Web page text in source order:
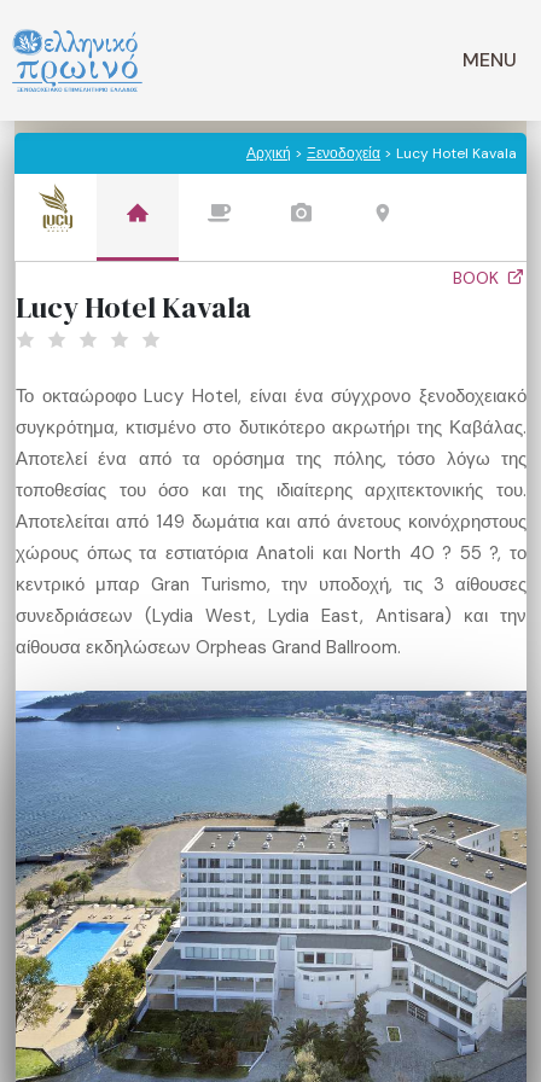
σε
περιεχόμενο
MENU
Αρχική > Ξενοδοχεία > Lucy Hotel Kavala
BOOK
Lucy Hotel Kavala
Το οκταώροφο Lucy Hotel, είναι ένα σύγχρονο ξενοδοχειακό
συγκρότημα, κτισμένο στο δυτικότερο ακρωτήρι της Καβάλας.
Αποτελεί ένα από τα ορόσημα της πόλης, τόσο λόγω της
τοποθεσίας του όσο και της ιδιαίτερης αρχιτεκτονικής του.
Αποτελείται από 149 δωμάτια και από άνετους κοινόχρηστους
χώρους όπως τα εστιατόρια Anatoli και North 40 ? 55 ?, το
κεντρικό μπαρ Gran Turismo, την υποδοχή, τις 3 αίθουσες
συνεδριάσεων (Lydia West, Lydia East, Antisara) και την
αίθουσα εκδηλώσεων Orpheas Grand Ballroom.